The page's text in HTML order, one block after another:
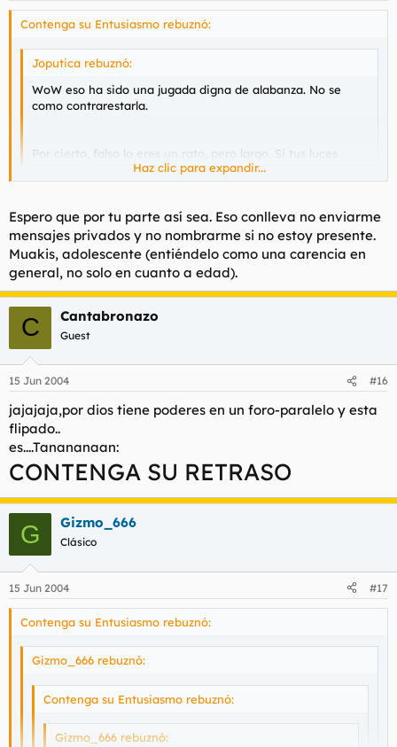
Contenga su Entusiasmo rebuznó:
Joputica rebuznó:
WoW eso ha sido una jugada digna de alabanza. No se
como contrarestarla.
Por cierto, falso lo eres un rato, pero largo. Si tus luces
tuvieran que alumbrarnos viviríamos a oscuras.
Haz clic para expandir...
Joder, eres facil de ignorar.
Haz clic para expandir...
Espero que por tu parte así sea. Eso conlleva no enviarme
mensajes privados y no nombrarme si no estoy presente.
Muakis, adolescente (entiéndelo como una carencia en
general, no solo en cuanto a edad).
C Cantabronazo
Guest
15 Jun 2004 #16
jajajaja,por dios tiene poderes en un foro-paralelo y esta
flipado..
es....Tanananaan:
CONTENGA SU RETRASO
G Gizmo_666
Clásico
15 Jun 2004 #17
Contenga su Entusiasmo rebuznó:
Gizmo_666 rebuznó:
Contenga su Entusiasmo rebuznó:
Gizmo_666 rebuznó: